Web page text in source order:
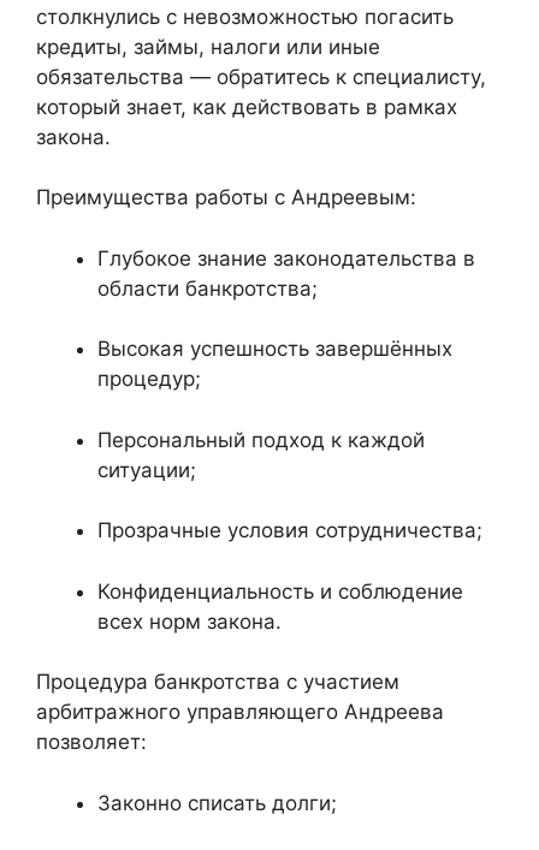
столкнулись с невозможностью погасить
кредиты, займы, налоги или иные
обязательства — обратитесь к специалисту,
который знает, как действовать в рамках
закона.
Преимущества работы с Андреевым:
Глубокое знание законодательства в
области банкротства;
Высокая успешность завершённых
процедур;
Персональный подход к каждой
ситуации;
Прозрачные условия сотрудничества;
Конфиденциальность и соблюдение
всех норм закона.
Процедура банкротства с участием
арбитражного управляющего Андреева
позволяет:
Законно списать долги;